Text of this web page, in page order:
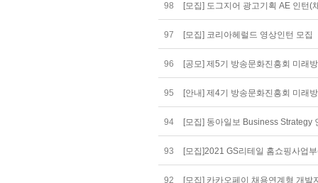
98 [모집] 도그지어 광고기획 AE 인턴
97 [모집] 코리아헤럴드 영상인턴 모집
96 [공모] 제5기 방송문화진흥회 미래
95 [안내] 제4기 방송문화진흥회 미래
94 [모집] 동아일보 Business Strategy
93 [모집]2021 GS리테일 홈쇼핑사업
92 [모집] 카카오페이 채용연계형 개